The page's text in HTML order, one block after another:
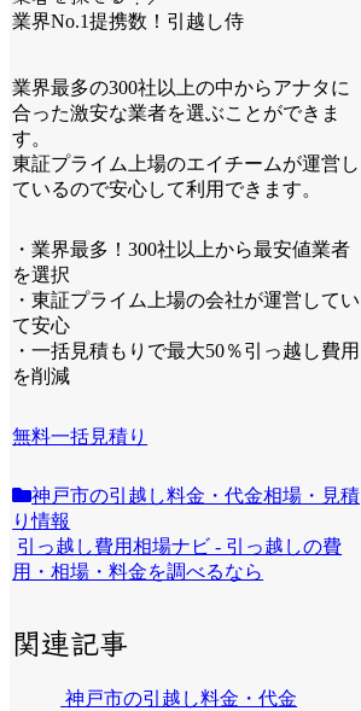
業界No.1提携数！引越し侍
業界最多の300社以上の中からアナタに
合った激安な業者を選ぶことができま
す。
東証プライム上場のエイチームが運営し
ているので安心して利用できます。
・業界最多！300社以上から最安値業者
を選択
・東証プライム上場の会社が運営してい
て安心
・一括見積もりで最大50％引っ越し費用
を削減
無料一括見積り
神戸市の引越し料金・代金相場・見積
り情報
引っ越し費用相場ナビ - 引っ越しの費
用・相場・料金を調べるなら
関連記事
神戸市の引越し料金・代金